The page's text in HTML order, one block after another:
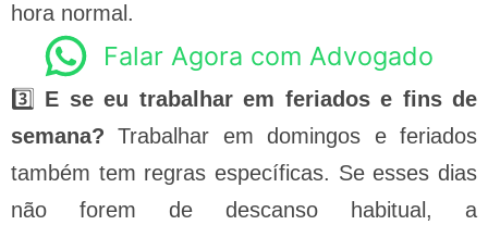
hora normal.
Falar Agora com Advogado
3️⃣ E se eu trabalhar em feriados e fins de
semana? Trabalhar em domingos e feriados
também tem regras específicas. Se esses dias
não forem de descanso habitual, a